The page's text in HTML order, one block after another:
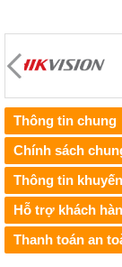
Thông tin chung
Chính sách
Thông tin
Hỗ trợ khách
Thanh toán an